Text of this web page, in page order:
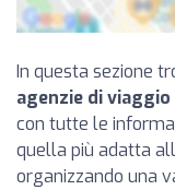
In questa sezione
agenzie di
con tutte le
quella più adatta
organizzando una